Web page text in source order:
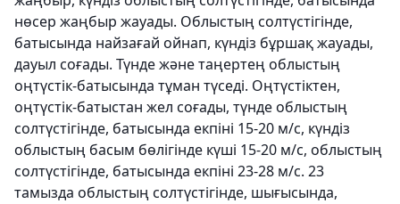
нөсер жаңбыр жауады. Облыстың солтүстігінде,
батысында найзағай ойнап, күндіз бұршақ жауады,
дауыл соғады. Түнде және таңертең облыстың
оңтүстік-батысында тұман түседі. Оңтүстіктен,
оңтүстік-батыстан жел соғады, түнде облыстың
солтүстігінде, батысында екпіні 15-20 м/с, күндіз
облыстың басым бөлігінде күші 15-20 м/с, облыстың
солтүстігінде, батысында екпіні 23-28 м/с. 23
тамызда облыстың солтүстігінде, шығысында,